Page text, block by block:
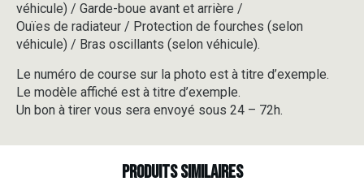
véhicule) / Garde-boue avant et arrière /
Ouïes de radiateur / Protection de fourches (selon
véhicule) / Bras oscillants (selon véhicule).
Le numéro de course sur la photo est à titre d’exemple.
Le modèle affiché est à titre d’exemple.
Un bon à tirer vous sera envoyé sous 24 – 72h.
Produits similaires